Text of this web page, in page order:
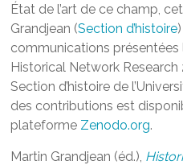
État de l’art de ce champ,
Grandjean (Section d’histoire
communications
Historical Network Research
Section d’histoire de
des contributions est
plateforme Zenodo.org.
Martin Grandjean (éd.),